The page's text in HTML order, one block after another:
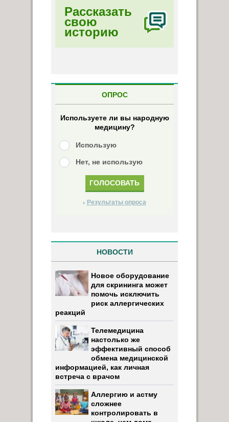
Рассказать
свою
историю
ОПРОС
Используете ли вы народную
медицину?
Использую
Нет, не использую
Результаты опроса
НОВОСТИ
Новое оборудование
для скрининга может
помочь исключить
риск аллергических
реакций
Телемедицина
настолько же
эффективный способ
обмена медицинской
информацией, как личная
встреча с врачом
Аллергию и астму
сложнее
контролировать в